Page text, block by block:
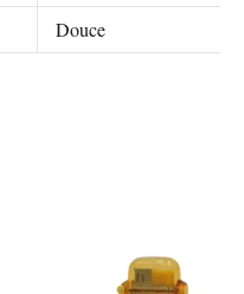
Douce